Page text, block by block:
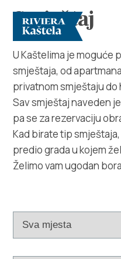
Istraži
Destinacija
Smještaj
U Kaštelima je moguće
smještaja, od
privatnom smještaju do
Sav smještaj naveden
pa se za rezervaciju
Kad birate tip
predio grada u kojem
Želimo vam ugodan